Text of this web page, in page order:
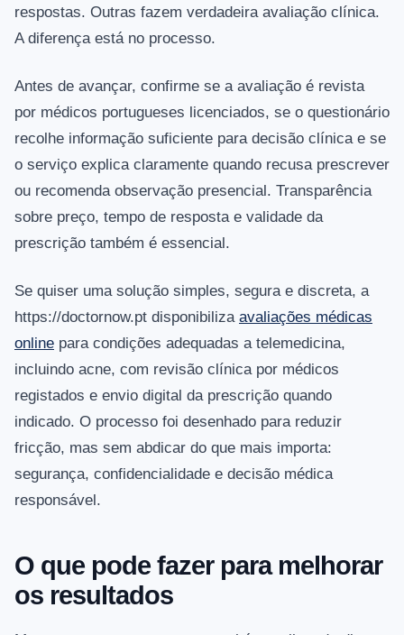
respostas. Outras fazem verdadeira avaliação clínica.
A diferença está no processo.
Antes de avançar, confirme se a avaliação é revista
por médicos portugueses licenciados, se o questionário
recolhe informação suficiente para decisão clínica e se
o serviço explica claramente quando recusa prescrever
ou recomenda observação presencial. Transparência
sobre preço, tempo de resposta e validade da
prescrição também é essencial.
Se quiser uma solução simples, segura e discreta, a
https://doctornow.pt disponibiliza avaliações médicas
online para condições adequadas a telemedicina,
incluindo acne, com revisão clínica por médicos
registados e envio digital da prescrição quando
indicado. O processo foi desenhado para reduzir
fricção, mas sem abdicar do que mais importa:
segurança, confidencialidade e decisão médica
responsável.
O que pode fazer para melhorar
os resultados